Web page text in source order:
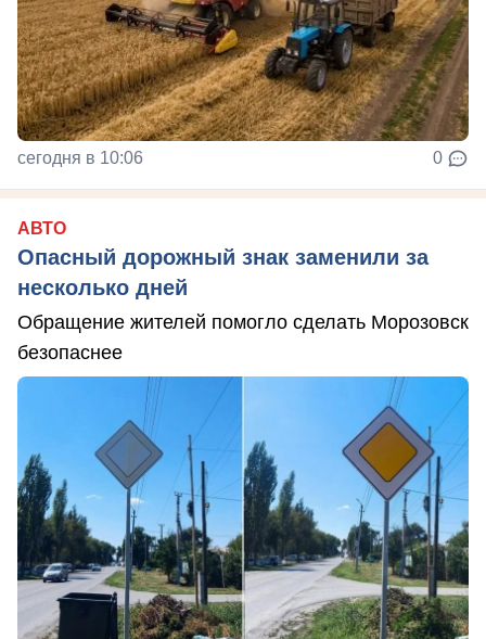
сегодня в 10:06 0
АВТО
Опасный дорожный знак заменили за
несколько дней
Обращение жителей помогло сделать Морозовск
безопаснее